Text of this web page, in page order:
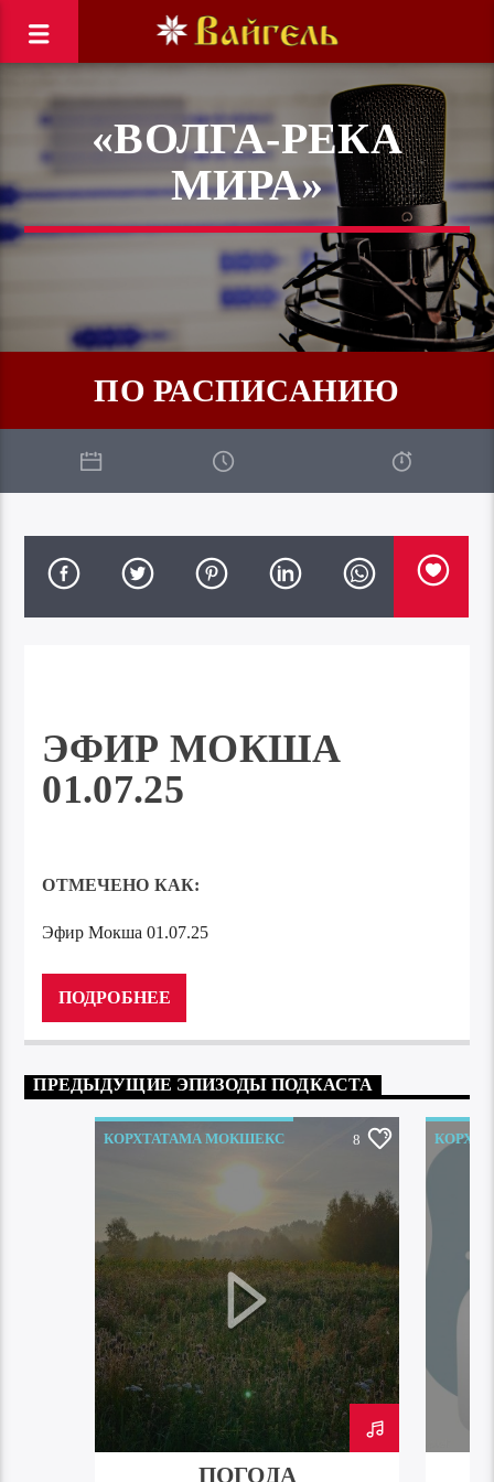
«ВОЛГА-РЕКА
МИРА»
ПО РАСПИСАНИЮ
ЭФИР МОКША
01.07.25
ОТМЕЧЕНО КАК:
Эфир Мокша 01.07.25
ПОДРОБНЕЕ
ПРЕДЫДУЩИЕ ЭПИЗОДЫ ПОДКАСТА
КОРХТАТАМА МОКШЕКС 8
ПОГОДА